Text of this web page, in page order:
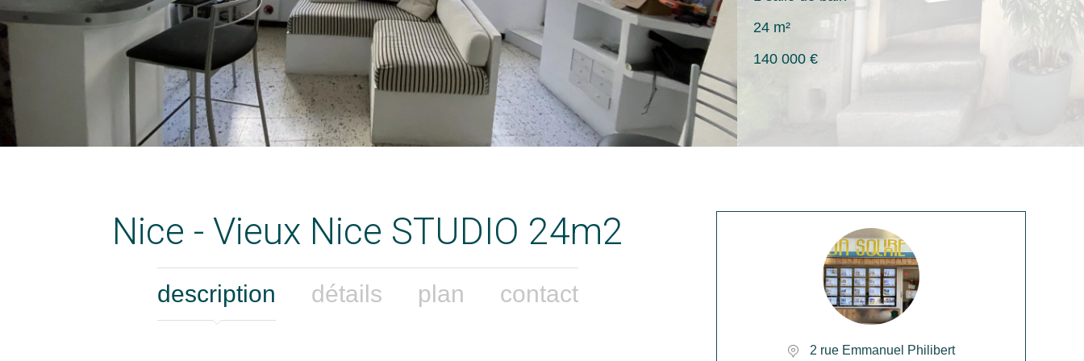
24 m²
140 000 €
Nice - Vieux Nice STUDIO 24m2
description détails plan contact
2 rue Emmanuel Philibert